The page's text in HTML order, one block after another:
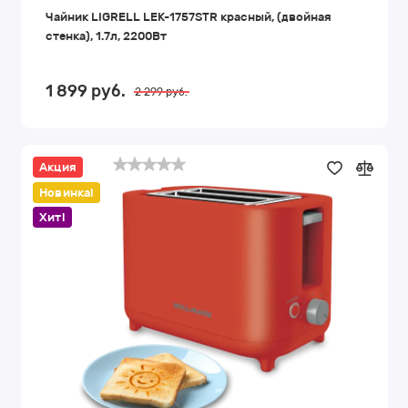
Чайник LIGRELL LEK-1757STR красный, (двойная
стенка), 1.7л, 2200Вт
1 899 руб. 2 299руб.
Тостер
WILLMARK
WTS-
коралловый,
950Вт,
7
Акция
Новинка!
Хит!